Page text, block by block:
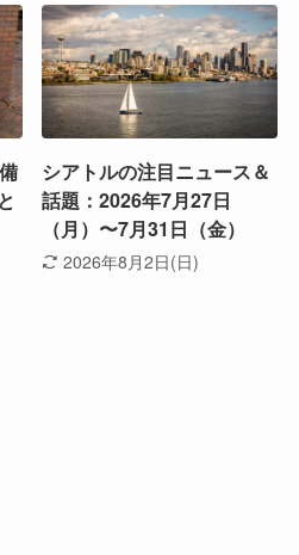
シアトルの注目ニュース＆
話題：2026年7月27日
（月）〜7月31日（金）
2026年8月2日(日)